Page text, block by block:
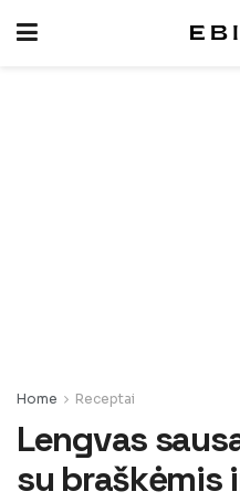
Home Receptai
Lengvas
su braškėmis